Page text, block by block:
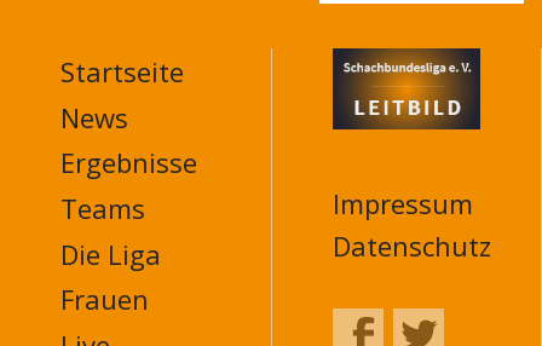
MAIN
NAVIGATION
FOOTER
Startseite
News
Ergebnisse
Teams
Die Liga
Frauen
Impressum
Datenschutz